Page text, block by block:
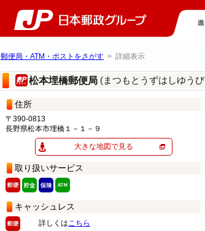
郵便局・ATM・ポストをさがす > 詳細表示
松本埋橋郵便局 (まつもとうずはしゆう
住所
〒390-0813
長野県松本市埋橋１－１－９
大きな地図で見る
取り扱いサービス
キャッシュレス
詳しくはこちら